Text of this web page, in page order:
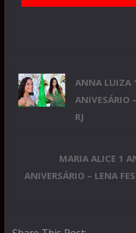
ANNA LUIZA
ANIVESÁRIO
RJ
MARIA ALICE 1
ANIVERSÁRIO – LENA